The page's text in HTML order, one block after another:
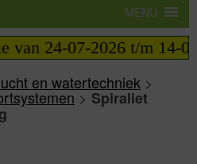
MENU
24-07-2026 t/m 14-08-
en watertechniek >
>Spiraliet